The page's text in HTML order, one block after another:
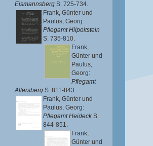
Eismannsberg S. 725-734.
Frank, Günter und
Paulus, Georg:
Pflegamt Hilpoltstein
S. 735-810.
Frank,
Günter und
Paulus,
Georg:
Pflegamt
Allersberg S. 811-843.
Frank, Günter und
Paulus, Georg:
Pflegamt Heideck S.
844-851.
Frank,
Günter und